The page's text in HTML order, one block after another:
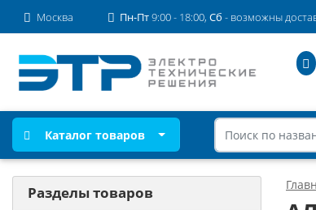
Москва Пн-Пт9:00 - 18:00, Сб - возможны
Каталог товаров
Разделы товаров